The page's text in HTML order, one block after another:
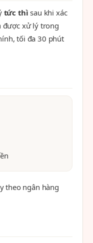
tức thì sau khi xác
được xử lý trong
tối đa 30 phút
theo ngân hàng